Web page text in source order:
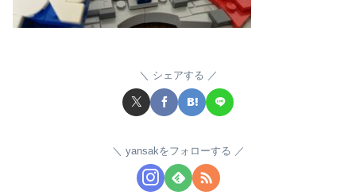
シェアする
yansakをフォローする